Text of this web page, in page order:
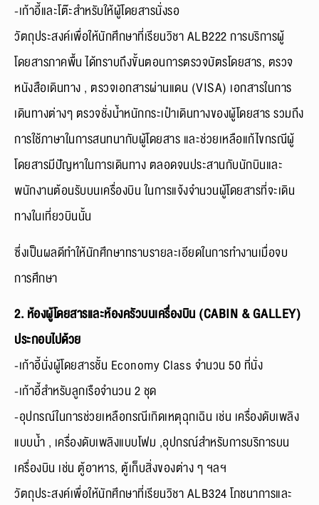
-เก้าอี้และโต๊ะสำหรับให้ผู้โดยสารนั่งรอ
วัตถุประสงค์เพื่อให้นักศึกษาที่เรียนวิชา ALB222 การบริการผู้
โดยสารภาคพื้น ได้ทราบถึงขั้นตอนการตรวจบัตรโดยสาร, ตรวจ
หนังสือเดินทาง , ตรวจเอกสารผ่านแดน (VISA) เอกสารในการ
เดินทางต่างๆ ตรวจชั่งน้ำหนักกระเป๋าเดินทางของผู้โดยสาร รวมถึง
การใช้ภาษาในการสนทนากับผู้โดยสาร และช่วยเหลือแก้ไขกรณีผู้
โดยสารมีปัญหาในการเดินทาง ตลอดจนประสานกับนักบินและ
พนักงานต้อนรับบนเครื่องบิน ในการแจ้งจำนวนผู้โดยสารที่จะเดิน
ทางในเที่ยวบินนั้น
ซึ่งเป็นผลดีทำให้นักศึกษาทราบรายละเอียดในการทำงานเมื่อจบ
การศึกษา
2. ห้องผู้โดยสารและห้องครัวบนเครื่องบิน (CABIN & GALLEY)
ประกอบไปด้วย
-เก้าอี้นั่งผู้โดยสารชั้น Economy Class จำนวน 50 ที่นั่ง
-เก้าอี้สำหรับลูกเรือจำนวน 2 ชุด
-อุปกรณ์ในการช่วยเหลือกรณีเกิดเหตุฉุกเฉิน เช่น เครื่องดับเพลิง
แบบน้ำ , เครื่องดับเพลิงแบบโฟม ,อุปกรณ์สำหรับการบริการบน
เครื่องบิน เช่น ตู้อาหาร, ตู้เก็บสิ่งของต่าง ๆ ฯลฯ
วัตถุประสงค์เพื่อให้นักศึกษาที่เรียนวิชา ALB324 โภชนาการและ